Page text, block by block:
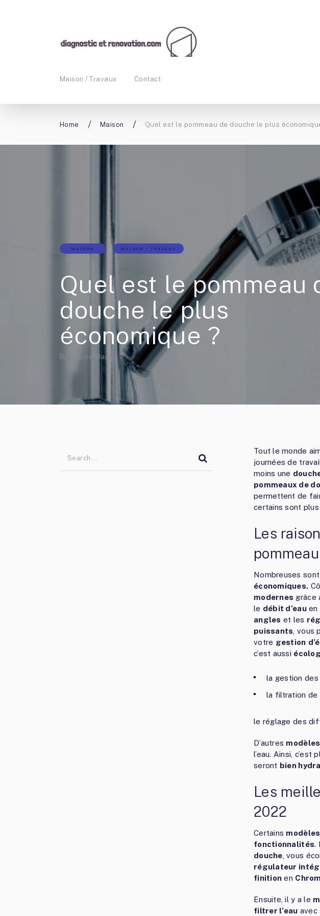
Maison / Travaux Contact
Home Maison Quel est le pommeau de douche le plus
MAISON MAISON / TRAVAUX
Quel est le pommeau
douche le plus
économique ?
By Sophie Marius
Tout le monde
journées de
moins une
pommeaux de
permettent de
certains sont plus
Les
Nombreuses
économiques.
modernes grâce
le débit d’eauen
angles et les
puissants ,
votre gestion
c’est aussi
la gestion des
la filtration de
le réglage des
D’autres modèles
l’eau. Ainsi, c’est
seront bien
Les
2022
Certains
fonctionnalités.
douche , vous
régulateur
finition en
Ensuite, il y a le
filtrer l’eau avec